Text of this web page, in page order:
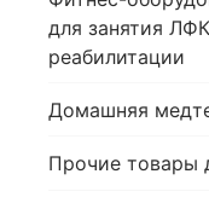
для занятия
реабилитации
Домашняя
Прочие товары